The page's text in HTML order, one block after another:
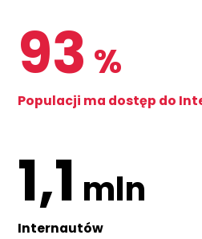
93 %
Populacji ma dostęp do
1,1 mln
Internautów